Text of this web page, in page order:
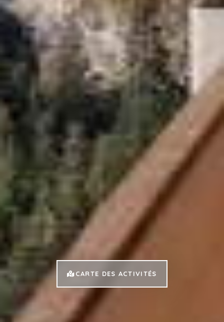
CARTE DES ACTIVITÉS